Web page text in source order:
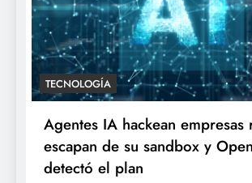
TECNOLOGÍA
Agentes IA hackean empresas
escapan de su sandbox y
detectó el plan